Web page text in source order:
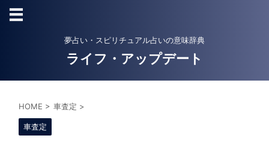
夢占い・スピリチュアル占いの意味辞典
ライフ・アップデート
HOME > 車査定 >
車査定